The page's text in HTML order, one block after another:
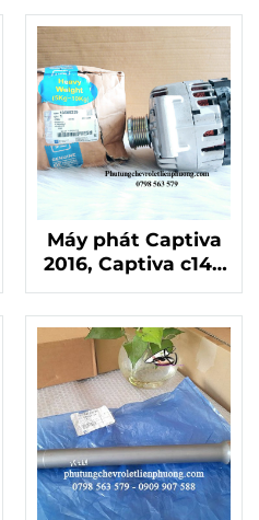
Máy phát Captiva
2016, Captiva c140
máy xăng chính
hãng chất lượng
mã 13588329